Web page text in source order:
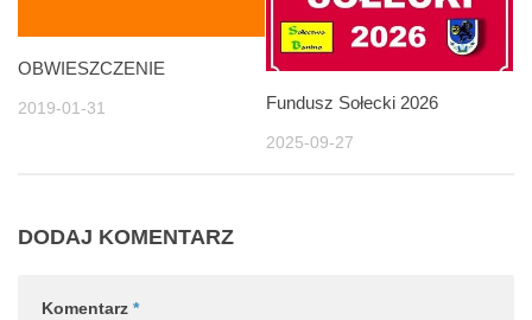
OBWIESZCZENIE
2019-01-31 Fundusz Sołecki 2026
2025-09-27
DODAJ KOMENTARZ
Komentarz *